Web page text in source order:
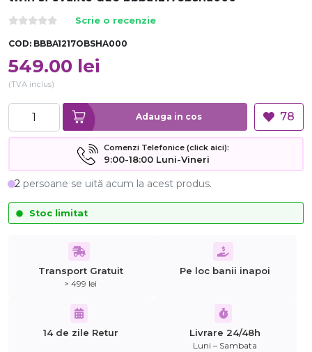
Scrie o recenzie
COD: BBBA1217OBSHA000
549.00 lei
(TVA inclus)
Adauga in cos 78
Comenzi Telefonice (click aici):
9:00-18:00 Luni-Vineri
2 persoane se uită acum la acest produs.
Stoc limitat
Transport Gratuit
> 499 lei
Pe loc banii inapoi
14 de zile Retur Livrare 24/48h
Luni – Sambata